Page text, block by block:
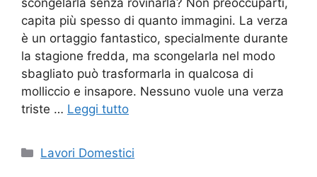
scongelarla senza rovinarla? Non preoccuparti,
capita più spesso di quanto immagini. La verza
è un ortaggio fantastico, specialmente durante
la stagione fredda, ma scongelarla nel modo
sbagliato può trasformarla in qualcosa di
molliccio e insapore. Nessuno vuole una verza
triste … Leggi tutto
Categorie
Lavori Domestici